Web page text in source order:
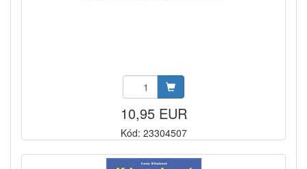
10,95 EUR
Kód: 23304507